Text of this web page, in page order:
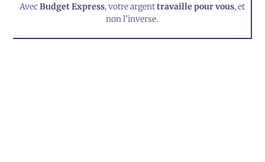
AvecBudget Express, votre argenttravaille pour vous, et
non l’inverse.